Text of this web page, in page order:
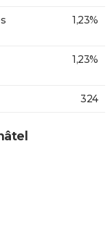
1,23%
1,23%
324